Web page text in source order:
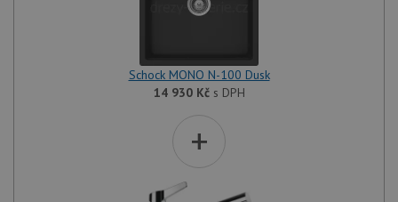
Schock MONO N-100 Dusk
14 930 Kčs DPH
+